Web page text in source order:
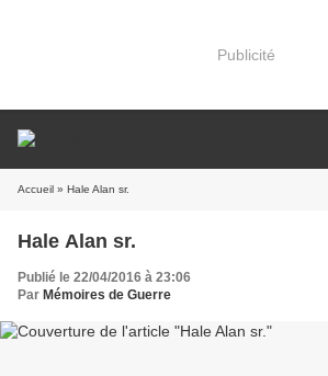
Publicité
Accueil » Hale Alan sr.
Hale Alan sr.
Publié le 22/04/2016 à 23:06
Par Mémoires de Guerre